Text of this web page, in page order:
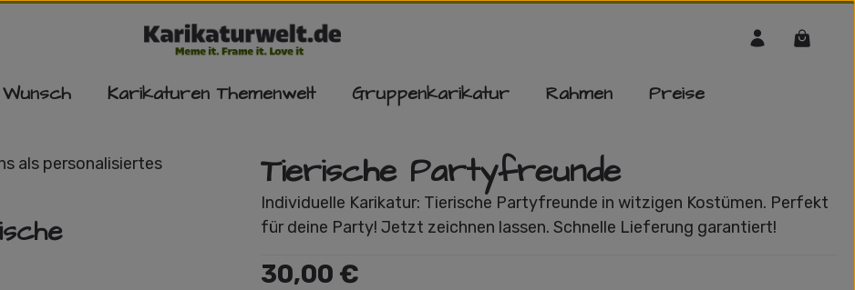
Karikaturen Themenwelt Gruppenkarikatur Rahmen Preise
Tierische Partyfreunde
Individuelle Karikatur: Tierische Partyfreunde in witzigen Kostümen. Perfekt
für deine Party! Jetzt zeichnen lassen. Schnelle Lieferung garantiert!
Regulärer Preis:
30,00 €